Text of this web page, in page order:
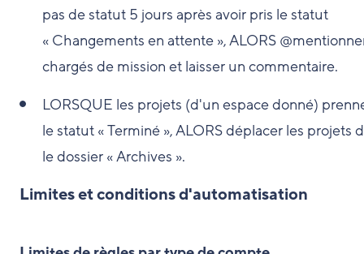
pas de statut 5 jours après avoir pris le statut
« Changements en attente », ALORS
chargés de mission et laisser un commentaire.
LORSQUE les projets (d'un espace donné)
le statut « Terminé », ALORS déplacer les projets
le dossier « Archives ».
Limites et conditions d'automatisation